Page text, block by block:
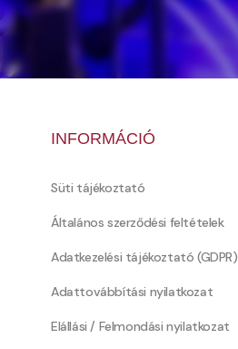
INFORMÁCIÓ
Süti tájékoztató
Általános szerződési feltételek
Adatkezelési tájékoztató (GDPR)
Adattovábbítási nyilatkozat
Elállási / Felmondási nyilatkozat